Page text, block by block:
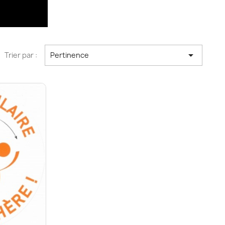
Trier par : Pertinence 